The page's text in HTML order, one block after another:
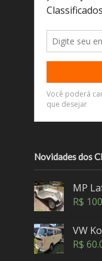
Novidades dos
MP
R$
VW
R$